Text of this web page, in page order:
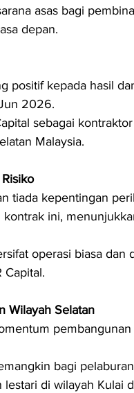
asas bagi
depan.
positif kepada hasil
2026.
sebagai
Malaysia.
tiada kepentingan
ini,
operasi biasa dan
Capital.
Wilayah Selatan
bagi
di wilayah Kulai